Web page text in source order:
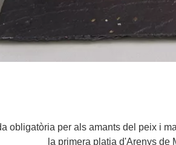
obligatòria per als amants del peix i
la primera platja d'Arenys de